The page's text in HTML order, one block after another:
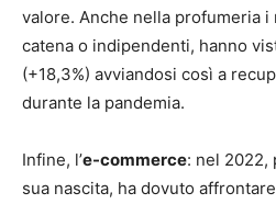
valore. Anche nella profumeria
catena o indipendenti, hanno
(+18,3%) avviandosi così a
durante la pandemia.
Infine, l’e-commerce: nel 2022,
sua nascita, ha dovuto